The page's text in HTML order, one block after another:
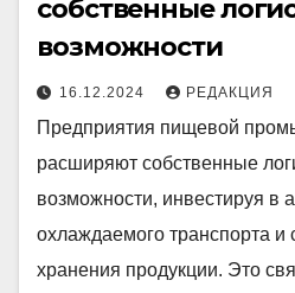
собственные
возможности
16.12.2024 РЕДАКЦИЯ
Предприятия пищевой
расширяют собственные
возможности, инвестируя в
охлаждаемого транспорта
хранения продукции. Это